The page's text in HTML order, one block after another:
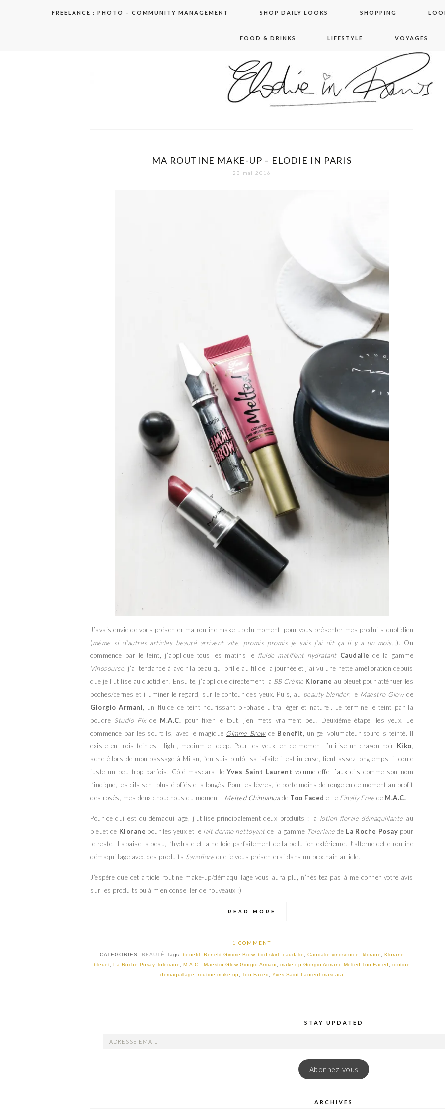
FREELANCE : PHOTO – COMMUNITY MANAGEMENT SHOP DAILY LOOKS SHOPPING
FOOD & DRINKS LIFESTYLE VOYAGES
elodie in paris
MA ROUTINE MAKE-UP – ELODIE IN PARIS
23 mai 2016
J’avais envie de vous présenter ma routine make-up du moment, pour vous présenter mes produits quotidien
(même si d’autres articles beauté arrivent vite, promis promis je sais j’ai dit ça il y a un mois…). On
commence par le teint, j’applique tous les matins le fluide matifiant hydratant Caudalie de la gamme
Vinosource , j’ai tendance à avoir la peau qui brille au fil de la journée et j’ai vu une nette amélioration depuis
que je l’utilise au quotidien. Ensuite, j’applique directement la BB Crème Klorane au bleuet pour atténuer les
poches/cernes et illuminer le regard, sur le contour des yeux. Puis, au beauty blender, le Maestro Glowde
Giorgio Armani , un fluide de teint nourissant bi-phase ultra léger et naturel. Je termine le teint par la
poudre Studio Fixde M.A.C. pour fixer le tout, j’en mets vraiment peu. Deuxième étape, les yeux. Je
commence par les sourcils, avec le magique Gimme Browde Benefit
, un gel volumateur sourcils teinté. Il
existe en trois teintes : light, medium et deep. Pour les yeux, en ce moment j’utilise un crayon noir Kiko
acheté lors de mon passage à Milan, j’en suis plutôt satisfaite il est intense, tient assez longtemps, il coule
juste un peu trop parfois. Côté mascara, leYves Saint Laurent volume effet faux cils comme son nom
l’indique, les cils sont plus étoffés et allongés. Pour les lèvres, je porte moins de rouge en ce moment au profit
des rosés, mes deux chouchous du moment : Melted Chihuahuade Too Faced et le Finally Free de M.A.C.
Pour ce qui est du démaquillage, j’utilise principalement deux produits : la lotion florale démaquillante au
bleuet de Klorane pour les yeux et le lait dermo nettoyantde la gamme Toleriane de La Roche Posay pour
le reste. Il apaise la peau, l’hydrate et la nettoie parfaitement de la pollution extérieure. J’alterne cette routine
démaquillage avec des produits Sanoflore que je vous présenterai dans un prochain article.
J’espère que cet article routine make-up/démaquillage vous aura plu, n’hésitez pas à me donner votre avis
sur les produits ou à m’en conseiller de nouveaux :)
READ MORE
1 COMMENT
CATEGORIES: BEAUTÉ Tags: benefit Benefit Gimme Brow, bird skirt caudalie Caudalie vinosource klorane
Klorane
bleuet
La Roche Posay Toleriane M.A.C. Maestro Glow Giorgio Armani make up Giorgio Armani Melted Too Faced
routine
demaquillage
routine make up Too Faced Yves Saint Laurent mascara
STAY UPDATED
ADRESSE
Abonnez-vous
ARCHIVES